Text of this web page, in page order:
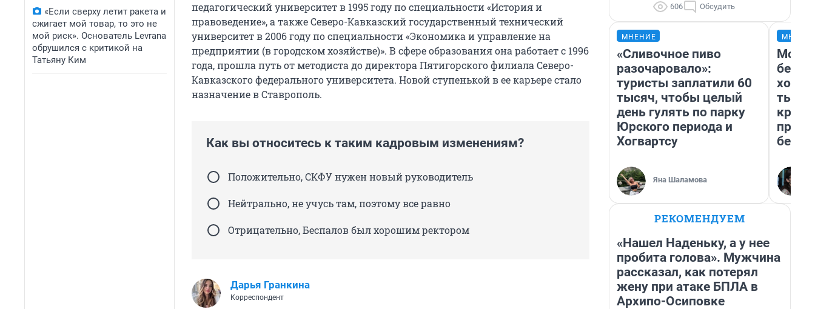
«Если сверху летит ракета и
сжигает мой товар, то это не
мой риск». Основатель Levrana
обрушился с критикой на
Татьяну Ким
педагогический университет в 1995 году по специальности «История и
правоведение», а также Северо-Кавказский государственный технический
университет в 2006 году по специальности «Экономика и управление на
предприятии (в городском хозяйстве)». В сфере образования она работает с 1996
года, прошла путь от методиста до директора Пятигорского филиала Северо-
Кавказского федерального университета. Новой ступенькой в ее карьере стало
назначение в Ставрополь.
Как вы относитесь к таким кадровым изменениям?
Положительно, СКФУ нужен новый руководитель
Нейтрально, не учусь там, поэтому все равно
Отрицательно, Беспалов был хорошим ректором
Дарья Гранкина
Корреспондент
606 Обсудить
МНЕНИЕ
«Сливочное пиво
разочаровало»:
туристы заплатили 60
тысяч, чтобы целый
день гулять по парку
Юрского периода и
Хогвартсу
Яна Шаламова
Мой
РЕКОМЕНДУЕМ
«Нашел Наденьку, а у нее
пробита голова». Мужчина
рассказал, как потерял
жену при атаке БПЛА в
Архипо-Осиповке